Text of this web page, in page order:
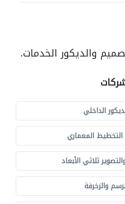
والديكور الخدمات.
الداخلي
المعماري
ثلاثي الأبعاد
والزخرفة